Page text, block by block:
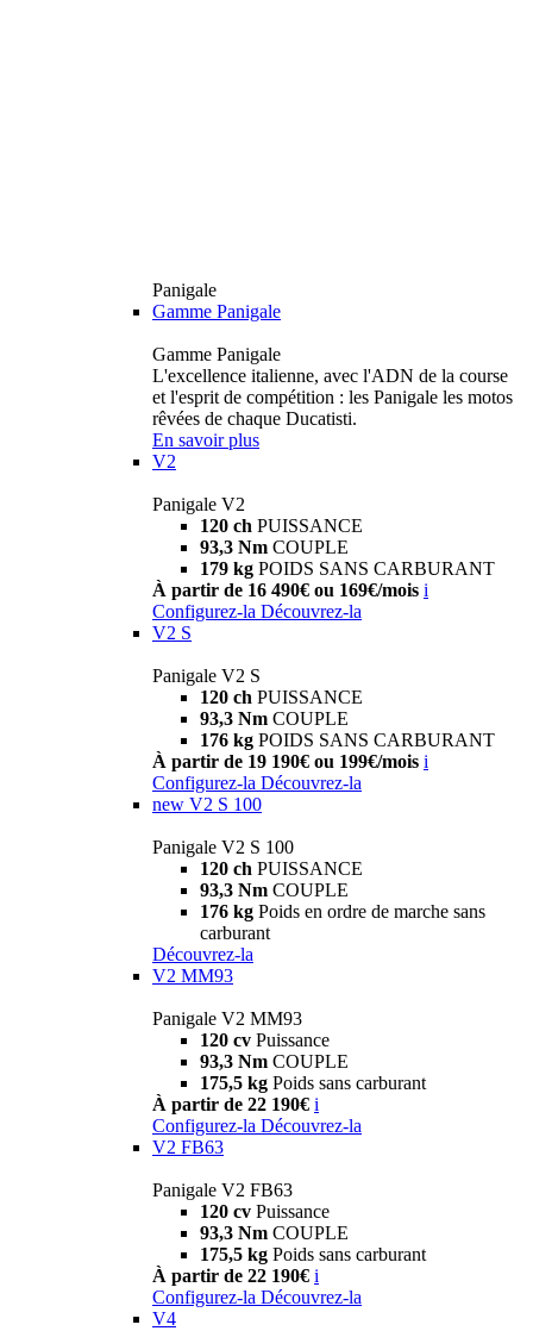
Panigale
Gamme Panigale
Gamme Panigale
L'excellence italienne, avec l'ADN de la course
et l'esprit de compétition : les Panigale les motos
rêvées de chaque Ducatisti.
En savoir plus
V2
Panigale V2
120 ch PUISSANCE
93,3 Nm COUPLE
179 kg POIDS SANS CARBURANT
À partir de 16 490€ ou 169€/mois i
Configurez-la Découvrez-la
V2 S
Panigale V2 S
120 ch PUISSANCE
93,3 Nm COUPLE
176 kg POIDS SANS CARBURANT
À partir de 19 190€ ou 199€/mois i
Configurez-la Découvrez-la
new V2 S 100
Panigale V2 S 100
120 ch PUISSANCE
93,3 Nm COUPLE
176 kg Poids en ordre de marche sans
carburant
Découvrez-la
V2 MM93
Panigale V2 MM93
120 cv Puissance
93,3 Nm COUPLE
175,5 kg Poids sans carburant
À partir de 22 190€ i
Configurez-la Découvrez-la
V2 FB63
Panigale V2 FB63
120 cv Puissance
93,3 Nm COUPLE
175,5 kg Poids sans carburant
À partir de 22 190€ i
Configurez-la Découvrez-la
V4